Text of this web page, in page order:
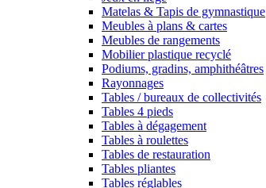
Matelas & Tapis de gymnastique
Meubles à plans & cartes
Meubles de rangements
Mobilier plastique recyclé
Podiums, gradins, amphithéâtres
Rayonnages
Tables / bureaux de collectivités
Tables 4 pieds
Tables à dégagement
Tables à roulettes
Tables de restauration
Tables pliantes
Tables réglables